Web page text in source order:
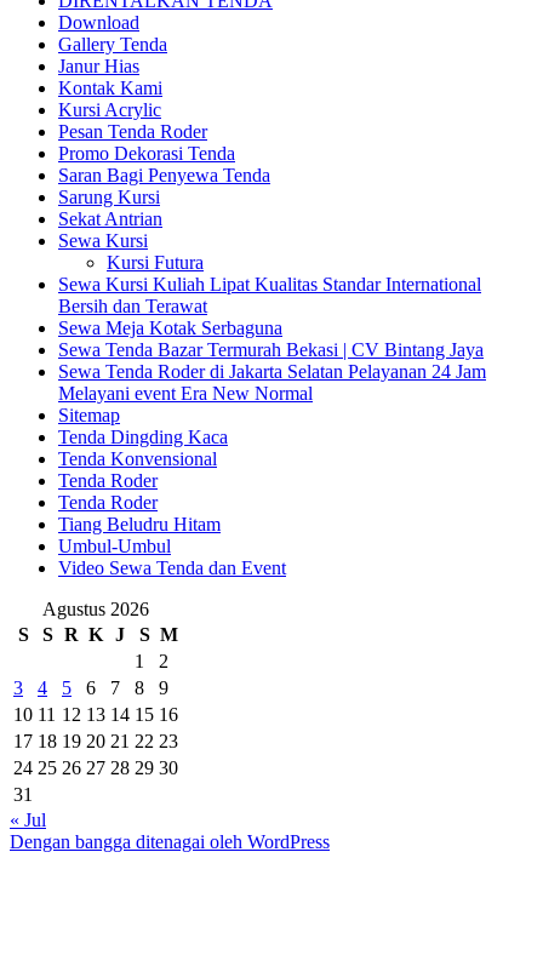
Download
Gallery Tenda
Janur Hias
Kontak Kami
Kursi Acrylic
Pesan Tenda Roder
Promo Dekorasi Tenda
Saran Bagi Penyewa Tenda
Sarung Kursi
Sekat Antrian
Sewa Kursi
Kursi Futura
Sewa Kursi Kuliah Lipat Kualitas Standar International
Bersih dan Terawat
Sewa Meja Kotak Serbaguna
Sewa Tenda Bazar Termurah Bekasi | CV Bintang Jaya
Sewa Tenda Roder di Jakarta Selatan Pelayanan 24 Jam
Melayani event Era New Normal
Sitemap
Tenda Dingding Kaca
Tenda Konvensional
Tenda Roder
Tenda Roder
Tiang Beludru Hitam
Umbul-Umbul
Video Sewa Tenda dan Event
Agustus 2026
S
S R K J S M
1
2
3
4 5 6 7 8
9
10 11 12 13 14 15 16
17 18 19 20 21 22 23
24 25 26 27 28 29 30
31
« Jul
Dengan bangga ditenagai oleh WordPress